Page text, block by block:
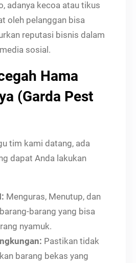
adanya kecoa atau tikus
oleh pelanggan bisa
reputasi bisnis dalam
sosial.
Hama
(Garda Pest
tim kami datang, ada
dapat Anda lakukan
Menguras, Menutup, dan
barang yang bisa
nyamuk.
Pastikan tidak
barang bekas yang